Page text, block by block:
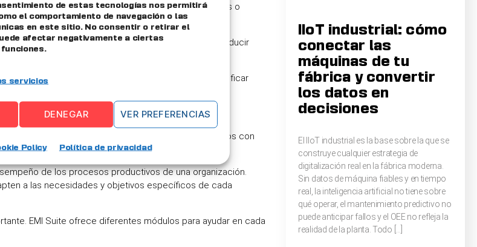
de estas tecnologías nos permitirá
el comportamiento de navegación o las
en este sitio. No consentir o retirar el
afectar negativamente a ciertas
servicios
DENEGAR VER PREFERENCIAS
Policy Política de privacidad
los estándares de calidad y deben ser desechados o
y ayuda a identificar áreas donde se pueden reducir
disponibles para la producción, lo que ayuda a identificar
por unidad de energía consumida.
cumplir con los plazos de entrega y los compromisos con
de los procesos productivos de una organización.
a las necesidades y objetivos específicos de cada
EMI Suite ofrece diferentes módulos para ayudar en cada
IIoT industrial: cómo
conectar las
máquinas de tu
fábrica y convertir
los datos en
decisiones
El IIoT industrial es la base sobre la que se
construye cualquier estrategia de
digitalización real en la fábrica moderna.
Sin datos de máquina fiables y en tiempo
real, la inteligencia artificial no tiene sobre
qué operar, el mantenimiento predictivo no
puede anticipar fallos y el OEE no refleja la
realidad de la planta. Todo […]